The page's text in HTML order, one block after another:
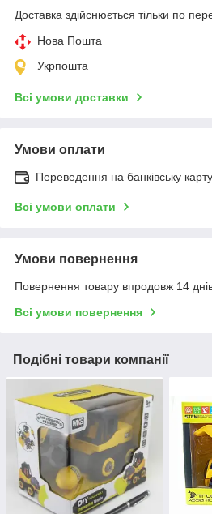
Доставка здійснюється тільки по
Нова Пошта
Укрпошта
Всі умови доставки
Умови оплати
Переведення на банківську карту
Всі умови оплати
Умови повернення
Повернення товару впродовж 14
Всі умови повернення
Подібні товари компанії